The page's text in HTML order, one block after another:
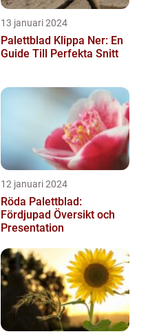
13 januari 2024
Palettblad Klippa Ner: En
Guide Till Perfekta Snitt
12 januari 2024
Röda Palettblad:
Fördjupad Översikt och
Presentation